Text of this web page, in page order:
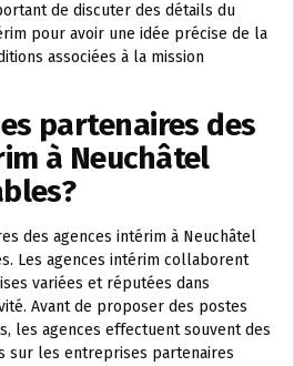
de discuter des détails du
pour avoir une idée précise de la
associées à la mission
partenaires des
à Neuchâtel
des agences intérim à Neuchâtel
Les agences intérim collaborent
variées et réputées dans
Avant de proposer des postes
les agences effectuent souvent des
sur les entreprises partenaires